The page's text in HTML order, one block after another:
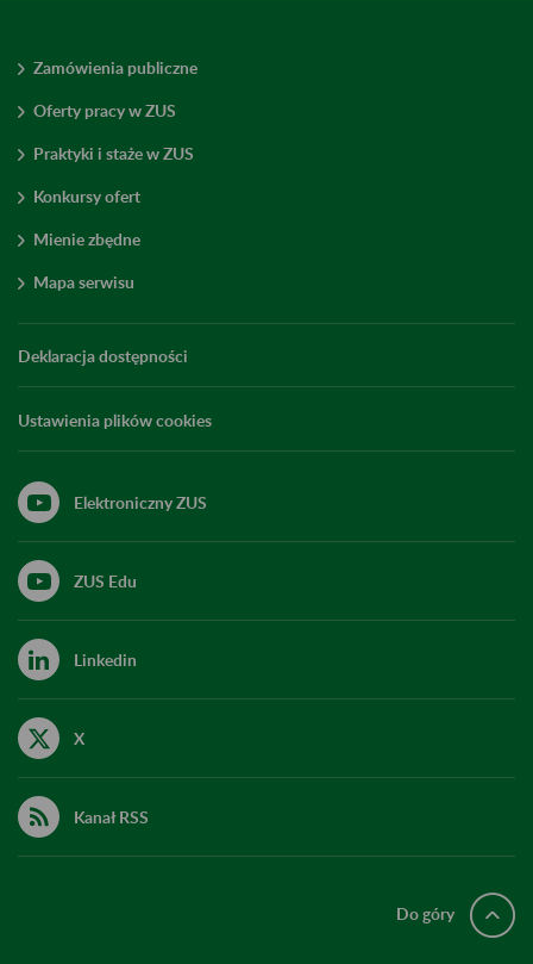
Zamówienia publiczne
Oferty pracy w ZUS
Praktyki i staże w ZUS
Konkursy ofert
Mienie zbędne
Mapa serwisu
Deklaracja dostępności
Ustawienia plików cookies
Elektroniczny ZUS
ZUS Edu
Linkedin
X
Kanał RSS
Do góry